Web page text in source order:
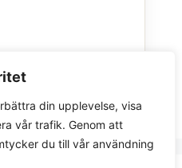
din upplevelse, visa
vår trafik. Genom att
du till vår användning